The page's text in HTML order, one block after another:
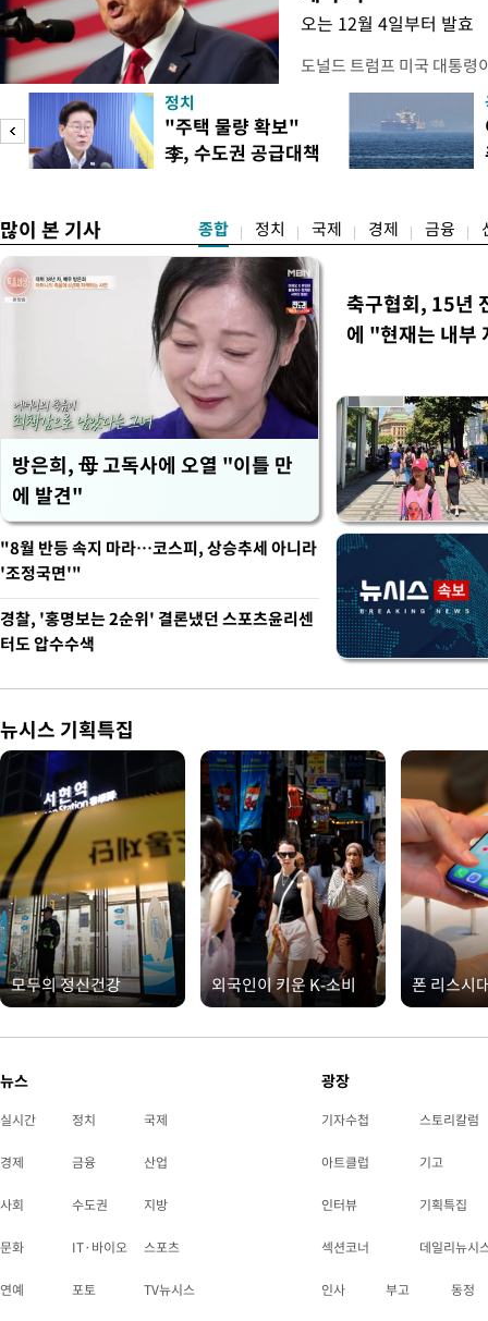
오는 12월 4일부터 발효
도널드 트럼프 미국 대통령
콘 산업과 공급망을 보호
대통령은 6일(현지 시간)
품 수입에 최저 수입가격제
15%의 종가 관세를 부과
러
정치
"주택 물량 확보"
李, 수도권 공급대책
많이 본 기사 종합 정치 국제 경제 금융
방은희, 母 고독사에 오열 "이틀 만
에 발견"
축구협회, 15년
에 "현재는 내부
"8월 반등 속지 마라…코스피, 상승추세 아니라
'조정국면'"
경찰, '홍명보는 2순위' 결론냈던 스포츠윤리센
터도 압수수색
뉴시스 기획특집
모두의 정신건강 외국인이 키운 K-소비 폰 리스시
뉴스
실시간 정치 국제
경제 금융 산업
사회 수도권 지방
문화 IT·바이오 스포츠
연예 포토 TV뉴시스
광장
기자수첩 스토리칼럼
아트클럽 기고
인터뷰 기획특집
섹션코너 데일리뉴시
인사 부고 동정